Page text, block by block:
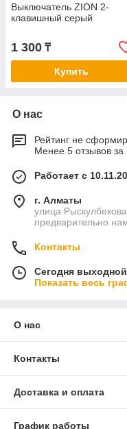
Выключатель ZION 2-
клавишный серый
1 300 ₸
Купить
О нас
Рейтинг не
Менее 5 отзывов за
Работает с
г. Алматы
улица
предварительно
Контакты
Сегодня выходной
Показать весь
О нас
Контакты
Доставка и оплата
График работы